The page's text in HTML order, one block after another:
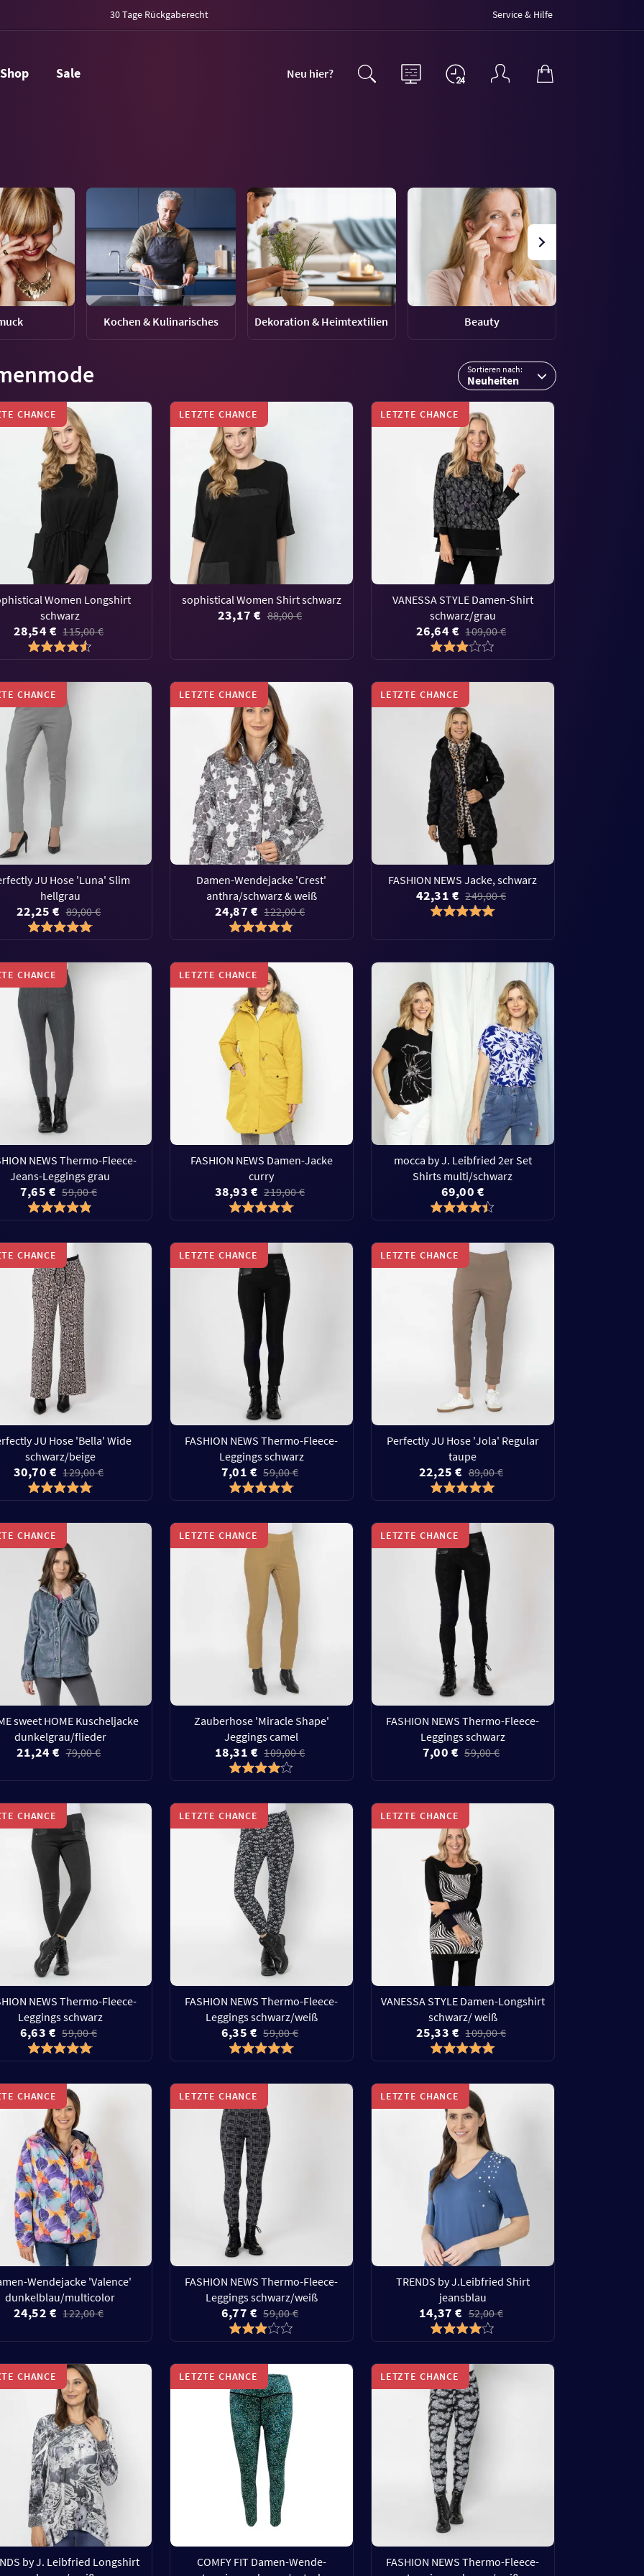
30 Tage Rückgaberecht Service & Hilfe
Shop Sale Neu hier?
Kochen & Kulinarisches Dekoration & Heimtextilien Beauty
Sortieren nach:
Neuheiten
CHANCE
Women Longshirt
schwarz
28,54 € 115,00 €
LETZTE CHANCE
sophistical Women Shirt schwarz
23,17 € 88,00 €
LETZTE CHANCE
VANESSA STYLE Damen-Shirt
schwarz/grau
26,64 € 109,00 €
CHANCE
JU Hose 'Luna' Slim
hellgrau
22,25 € 89,00 €
LETZTE CHANCE
Damen-Wendejacke 'Crest'
anthra/schwarz & weiß
24,87 € 122,00 €
LETZTE CHANCE
FASHION NEWS Jacke, schwarz
42,31 € 249,00 €
CHANCE
NEWS Thermo-Fleece-
Jeans-Leggings grau
7,65 € 59,00 €
LETZTE CHANCE
FASHION NEWS Damen-Jacke
curry
38,93 € 219,00 €
mocca by J. Leibfried 2er Set
Shirts multi/schwarz
69,00 €
CHANCE
JU Hose 'Bella' Wide
schwarz/beige
30,70 € 129,00 €
LETZTE CHANCE
FASHION NEWS Thermo-Fleece-
Leggings schwarz
7,01 € 59,00 €
LETZTE CHANCE
Perfectly JU Hose 'Jola' Regular
taupe
22,25 € 89,00 €
CHANCE
sweet HOME Kuscheljacke
dunkelgrau/flieder
21,24 € 79,00 €
LETZTE CHANCE
Zauberhose 'Miracle Shape'
Jeggings camel
18,31 € 109,00 €
LETZTE CHANCE
FASHION NEWS Thermo-Fleece-
Leggings schwarz
7,00 € 59,00 €
CHANCE
NEWS Thermo-Fleece-
Leggings schwarz
6,63 € 59,00 €
LETZTE CHANCE
FASHION NEWS Thermo-Fleece-
Leggings schwarz/weiß
6,35 € 59,00 €
LETZTE CHANCE
VANESSA STYLE Damen-Longshirt
schwarz/ weiß
25,33 € 109,00 €
CHANCE
Wendejacke 'Valence'
dunkelblau/multicolor
24,52 € 122,00 €
LETZTE CHANCE
FASHION NEWS Thermo-Fleece-
Leggings schwarz/weiß
6,77 € 59,00 €
LETZTE CHANCE
TRENDS by J.Leibfried Shirt
jeansblau
14,37 € 52,00 €
CHANCE
by J. Leibfried Longshirt
LETZTE CHANCE
COMFY FIT Damen-Wende-
LETZTE CHANCE
FASHION NEWS Thermo-Fleece-